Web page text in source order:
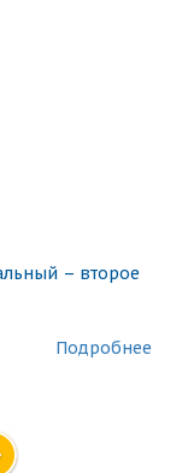
– второе
Подробнее